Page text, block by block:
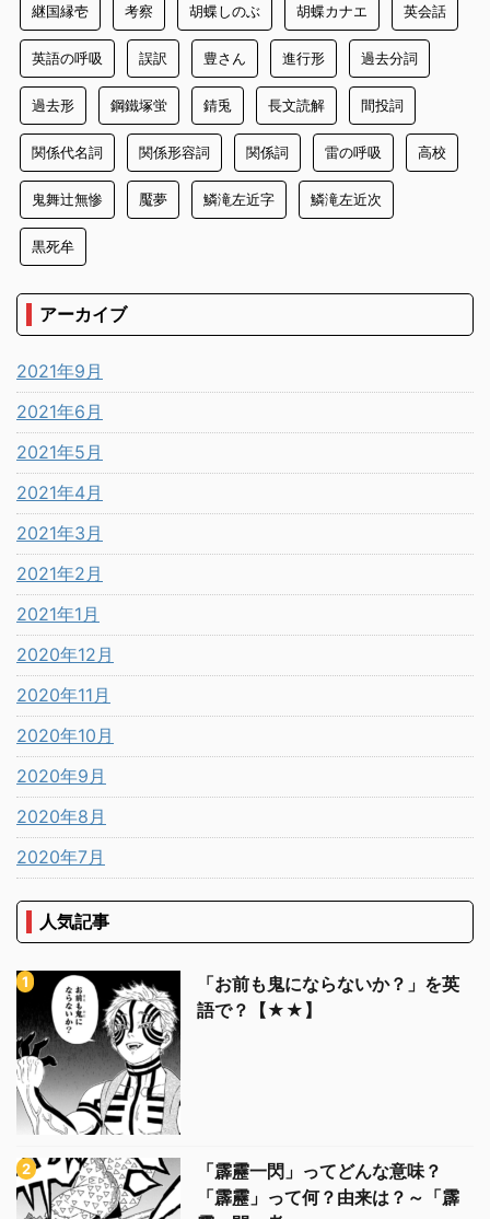
継国縁壱 考察 胡蝶しのぶ 胡蝶カナエ 英会話
英語の呼吸 誤訳 豊さん 進行形 過去分詞
過去形 鋼鐵塚蛍 錆兎 長文読解 間投詞
関係代名詞 関係形容詞 関係詞 雷の呼吸 高校
鬼舞辻無惨 魘夢 鱗滝左近字 鱗滝左近次
黒死牟
アーカイブ
2021年9月
2021年6月
2021年5月
2021年4月
2021年3月
2021年2月
2021年1月
2020年12月
2020年11月
2020年10月
2020年9月
2020年8月
2020年7月
人気記事
「お前も鬼にならないか？」を英
語で？【★★】
「霹靂一閃」ってどんな意味？
「霹靂」って何？由来は？～「霹